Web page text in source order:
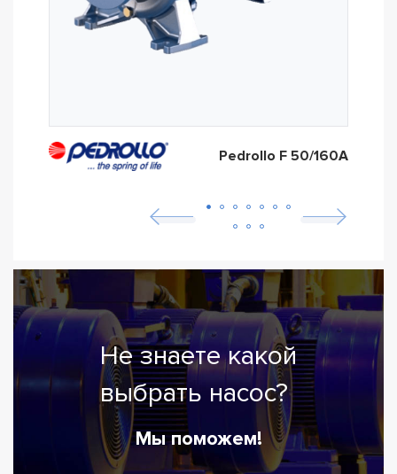
Pedrollo F 50/160A
Не знаете какой
выбрать насос?
Мы поможем!